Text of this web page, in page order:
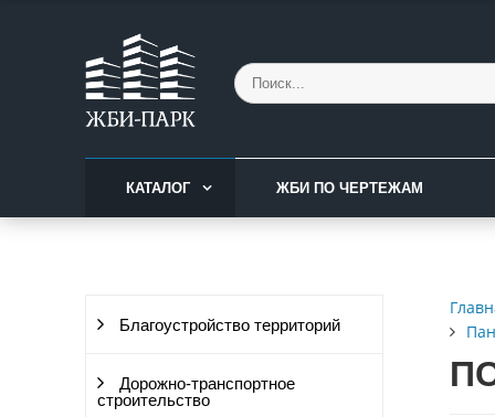
КАТАЛОГ ЖБИ ПО ЧЕРТЕЖАМ
Благоустройство территорий
Дорожно-транспортное
строительство